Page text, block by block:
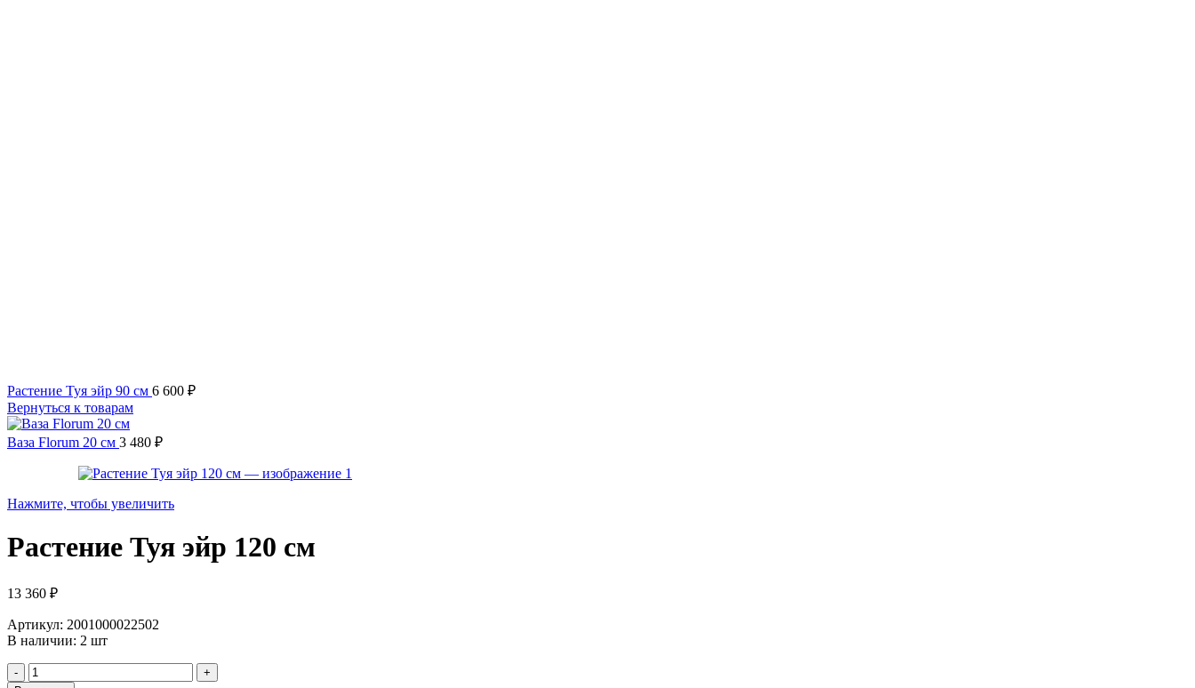
Растение Туя эйр 90 см 6 600 ₽
Вернуться к товарам
Ваза Florum 20 см 3 480 ₽
Нажмите, чтобы увеличить
Растение Туя эйр 120 см
13 360 ₽
Артикул: 2001000022502
В наличии: 2 шт